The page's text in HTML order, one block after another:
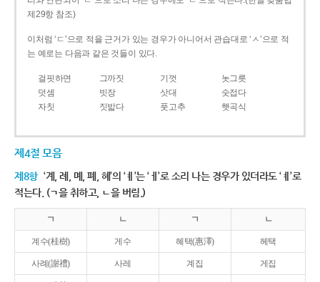
제29항 참조)
이처럼 ‘ㄷ’으로 적을 근거가 있는 경우가 아니어서 관습대로 ‘ㅅ’으로 적
는 예로는 다음과 같은 것들이 있다.
걸핏하면 그까짓 기껏
놋그릇
덧셈
빗장 삿대
숫접다
자칫
짓밟다 풋고추 햇곡식
제4절 모음
제8항 ‘계, 례, 몌, 폐, 혜’의 ‘ㅖ’는 ‘ㅔ’로 소리 나는 경우가 있더라도 ‘ㅖ’로
적는다. (ㄱ을 취하고, ㄴ을 버림.)
ㄱ ㄴ ㄱ ㄴ
계수(桂樹) 게수 혜택(惠澤) 헤택
사례(謝禮) 사레 계집 게집